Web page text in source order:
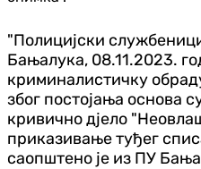
"Полицијски
Бањалука, 08.11.2023.
криминалистичку
због постојања основа
кривично дјело
приказивање туђег
саопштено је из ПУ